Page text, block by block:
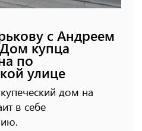
с Андреем
купца
по
улице
дом на
в себе